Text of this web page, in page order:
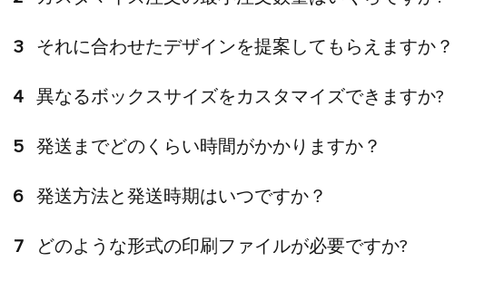
3 それに合わせたデザインを提案してもらえますか？
4 異なるボックスサイズをカスタマイズできますか?
5 発送までどのくらい時間がかかりますか？
6 発送方法と発送時期はいつですか？
7 どのような形式の印刷ファイルが必要ですか?